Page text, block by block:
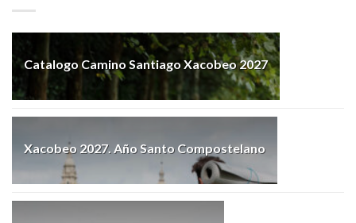
Catalogo Camino Santiago Xacobeo 2027
Xacobeo 2027. Año Santo Compostelano